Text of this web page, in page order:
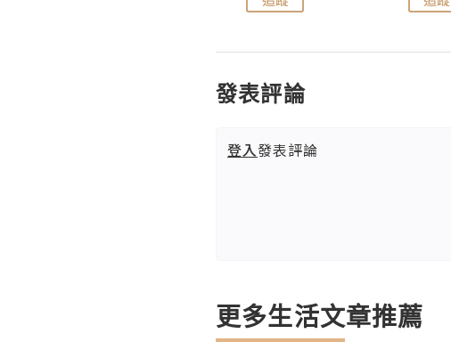
發表評論
登入發表評論
更多生活文章推薦